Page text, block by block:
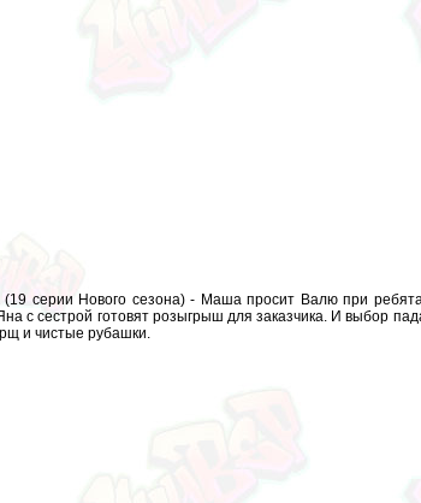
серии Нового сезона) - Маша просит Валю при
с сестрой готовят розыгрыш для заказчика. И выбор
и чистые рубашки.